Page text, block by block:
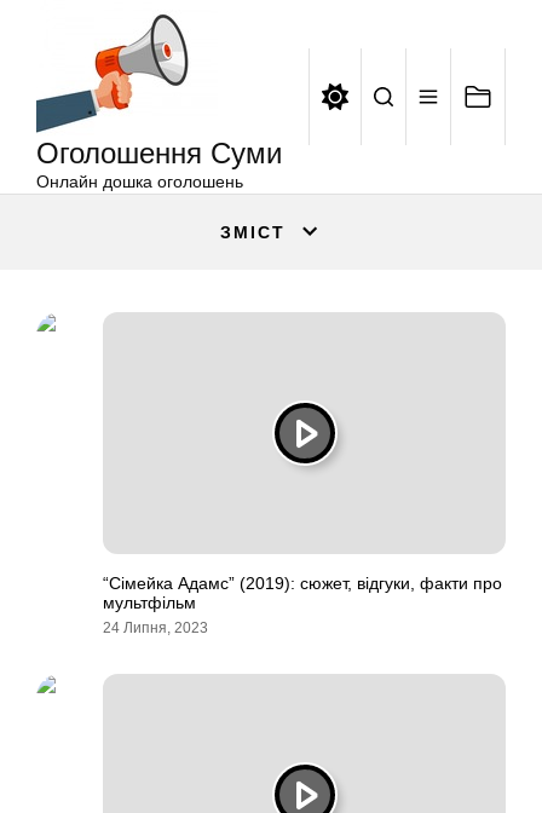
Оголошення Суми
Онлайн дошка оголошень
ЗМІСТ
“Сімейка Адамс” (2019): сюжет, відгуки, факти про
мультфільм
24 Липня, 2023